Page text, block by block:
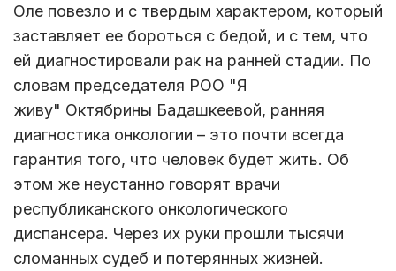
Оле повезло и с твердым характером, который
заставляет ее бороться с бедой, и с тем, что
ей диагностировали рак на ранней стадии. По
словам председателя РОО "Я
живу" Октябрины Бадашкеевой, ранняя
диагностика онкологии – это почти всегда
гарантия того, что человек будет жить. Об
этом же неустанно говорят врачи
республиканского онкологического
диспансера. Через их руки прошли тысячи
сломанных судеб и потерянных жизней.